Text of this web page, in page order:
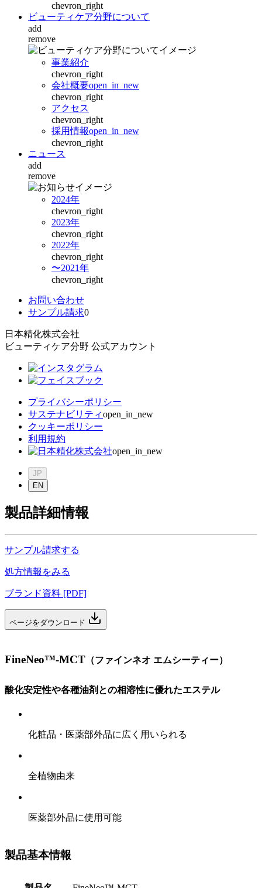
chevron_right
ビューティケア分野について
add
remove
事業紹介
chevron_right
会社概要open_in_new
chevron_right
アクセス
chevron_right
採用情報open_in_new
chevron_right
ニュース
add
remove
2024年
chevron_right
2023年
chevron_right
2022年
chevron_right
〜2021年
chevron_right
お問い合わせ
サンプル請求0
日本精化株式会社
ビューティケア分野 公式アカウント
プライバシーポリシー
サステナビリティopen_in_new
クッキーポリシー
利用規約
open_in_new
JP
EN
製品詳細情報
サンプル請求する
処方情報をみる
ブランド資料 [PDF]
ページをダウンロード
FineNeo™-MCT （ファインネオ エムシーティー）
酸化安定性や各種油剤との相溶性に優れたエステル
化粧品・医薬部外品に広く用いられる
全植物由来
医薬部外品に使用可能
製品基本情報